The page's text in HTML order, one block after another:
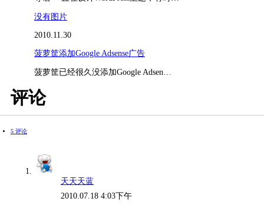
没有图片
2010.11.30
菠萝筐添加Google Adsense广告
菠萝筐已经很久没添加Google Adsen…
评论
5 评论
天天天蓝
2010.07.18 4:03下午